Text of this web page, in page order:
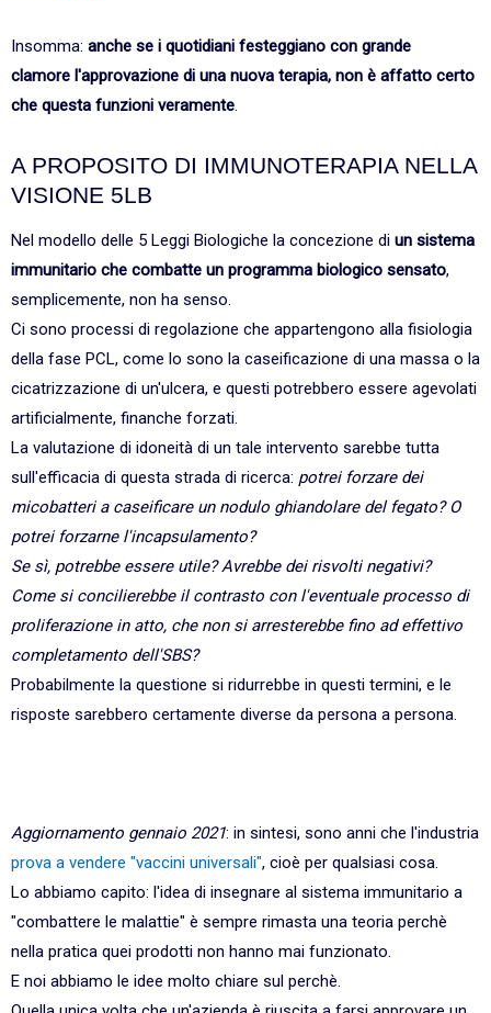
Insomma: anche se i quotidiani festeggiano con grande
clamore l'approvazione di una nuova terapia, non è affatto certo
che questa funzioni veramente.
A PROPOSITO DI IMMUNOTERAPIA NELLA
VISIONE 5LB
Nel modello delle 5 Leggi Biologiche la concezione di un sistema
immunitario che combatte un programma biologico sensato,
semplicemente, non ha senso.
Ci sono processi di regolazione che appartengono alla fisiologia
della fase PCL, come lo sono la caseificazione di una massa o la
cicatrizzazione di un'ulcera, e questi potrebbero essere agevolati
artificialmente, finanche forzati.
La valutazione di idoneità di un tale intervento sarebbe tutta
sull'efficacia di questa strada di ricerca: potrei forzare dei
micobatteri a caseificare un nodulo ghiandolare del fegato? O
potrei forzarne l'incapsulamento?
Se sì, potrebbe essere utile? Avrebbe dei risvolti negativi?
Come si concilierebbe il contrasto con l'eventuale processo di
proliferazione in atto, che non si arresterebbe fino ad effettivo
completamento dell'SBS?
Probabilmente la questione si ridurrebbe in questi termini, e le
risposte sarebbero certamente diverse da persona a persona.
Aggiornamento gennaio 2021: in sintesi, sono anni che l'industria
prova a vendere "vaccini universali", cioè per qualsiasi cosa.
Lo abbiamo capito: l'idea di insegnare al sistema immunitario a
"combattere le malattie" è sempre rimasta una teoria perchè
nella pratica quei prodotti non hanno mai funzionato.
E noi abbiamo le idee molto chiare sul perchè.